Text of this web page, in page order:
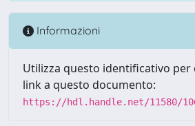
Informazioni
Utilizza questo identificativo per
link a questo documento:
https://hdl.handle.net/11580/